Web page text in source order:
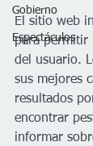
Gobierno
Espectáculos
El sitio web
para permitir
del usuario.
sus mejores
resultados
encontrar
informar